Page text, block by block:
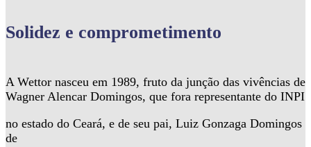
Solidez e comprometimento
A Wettor nasceu em 1989, fruto da junção das vivências de
Wagner Alencar Domingos, que fora representante do INPI
no estado do Ceará, e de seu pai, Luiz Gonzaga Domingos
de